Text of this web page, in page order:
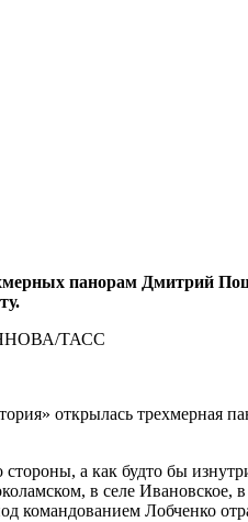
панорам Дмитрий
открылась
а как будто бы
в селе
командованием Лобченко